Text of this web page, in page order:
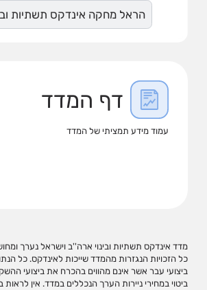
הראל מחקה אינדקס תשתיות
דף המדד
עמוד מידע תמציתי של המדד
מדד אינדקס תשתיות ובינוי ארה''ב וישראל נערך
כל הזכויות הנגזרות מהמדד שייכות לאינדקס. כל
ביצועי עבר אשר אינם מהווים בהכרח את ביצועי
ביטוי במחירי ניירות הערך הנכללים במדד. אין
משימוש במידע המופיע בעמוד זה ו/או בקישורים
המשתמש. אין לראות במידע המופיע בעמוד זה ו/
לייעוץ/שיווק השקעות האמור להינתן באופן פרטני
ניירות ערך אינם מהווים מכשירי השקעה ולא ניתן